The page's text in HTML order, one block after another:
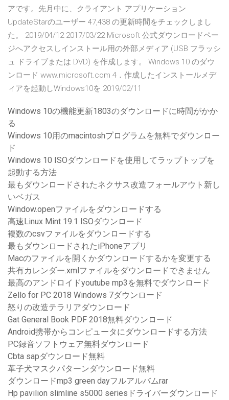
アです。先月中に、クライアント アプリケーション
UpdateStarのユーザー 47,438 の更新時間をチェックしまし
た。 2019/04/12 2017/03/22 Microsoft 公式ダウンロードペー
ジへアクセスしインストール用の外部メディア (USB フラッシ
ュ ドライブまたは DVD) を作成します。 Windows 10 のダウ
ンロード www.microsoft.com 4．作成したインストールメデ
ィアを起動しWindows10を 2019/02/11
Windows 10の機能更新1803のダウンロードに時間がかか
る
Windows 10用のmacintoshプログラムを無料でダウンロー
ド
Windows 10 ISOダウンロードを使用してラップトップを
起動する方法
最もダウンロードされたネクサス改造フォールアウト新し
いベガス
Window.openファイルをダウンロードする
高速Linux Mint 19.1 ISOダウンロード
複数のcsvファイルをダウンロードする
最もダウンロードされたiPhoneアプリ
Macのファイルを開くかダウンロードするかを変更する
共有カレンダー.xmlファイルをダウンロードできません
最高のアンドロイドyoutube mp3を無料でダウンロード
Zello for PC 2018 Windows 7ダウンロード
怒りの改造テラリアダウンロード
Gat General Book PDF 2018無料ダウンロード
Android携帯からコンピュータにダウンロードする方法
PC録音ソフトウェア無料ダウンロード
Cbta sapダウンロード無料
革子犬マスクパターンダウンロード無料
ダウンロードmp3 green dayフルアルバムrar
Hp pavilion slimline s5000 seriesドライバーダウンロード